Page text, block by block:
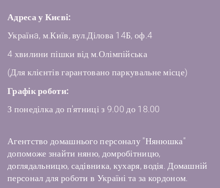
Адреса у Києві:
Українa, м.Київ, вул.Ділова 14Б, оф.4
4 хвилини пішки від м.Олімпійська
(Для клієнтів гарантовано паркувальне місце)
Графік роботи:
З понеділка до п'ятниці з 9.00 до 18.00
Агентство домашнього персоналу "Нянюшка"
допоможе знайти няню, домробітницю,
доглядальницю, садівника, кухаря, водія. Домашній
персонал для роботи в Україні та за кордоном.